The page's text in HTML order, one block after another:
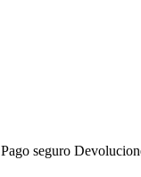
Pago seguro